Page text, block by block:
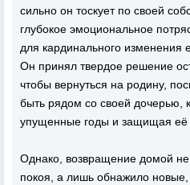
сильно он тоскует по своей
глубокое эмоциональное
для кардинального изменения
Он принял твердое решение
чтобы вернуться на родину,
быть рядом со своей дочерью,
упущенные годы и защищая её
Однако, возвращение домой
покоя, а лишь обнажило